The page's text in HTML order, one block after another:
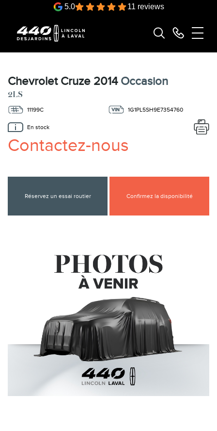
5.0 11 reviews
Chevrolet Cruze 2014 Occasion
2LS
11199C 1G1PL5SH9E7354760
En stock
Contactez-nous
Réservez un essai routier Confirmez la disponibilité